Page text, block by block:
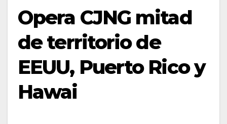
Opera CJNG mitad
de territorio de
EEUU, Puerto Rico y
Hawai